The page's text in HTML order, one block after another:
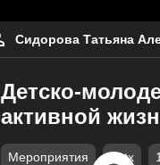
Сидорова Татьяна
Детско-
активной
Мероприятия pptx